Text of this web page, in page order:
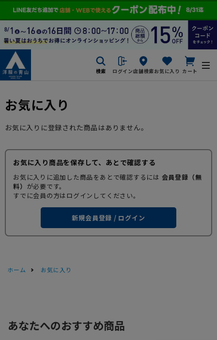
検索 ログイン店舗検索お気に入り カート
お気に入り
お気に入りに登録された商品はありません。
お気に入り商品を保存して、あとで確認する
お気に入りに追加した商品をあとで確認するには 会員登録（無
料） が必要です。
すでに会員の方はログインしてください。
新規会員登録 / ログイン
ホーム お気に入り